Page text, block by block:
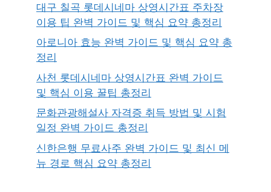
대구 칠곡 롯데시네마 상영시간표 주차장
이용 팁 완벽 가이드 및 핵심 요약 총정리
아로니아 효능 완벽 가이드 및 핵심 요약 총
정리
사천 롯데시네마 상영시간표 완벽 가이드
및 핵심 이용 꿀팁 총정리
문화관광해설사 자격증 취득 방법 및 시험
일정 완벽 가이드 총정리
신한은행 무료사주 완벽 가이드 및 최신 메
뉴 경로 핵심 요약 총정리